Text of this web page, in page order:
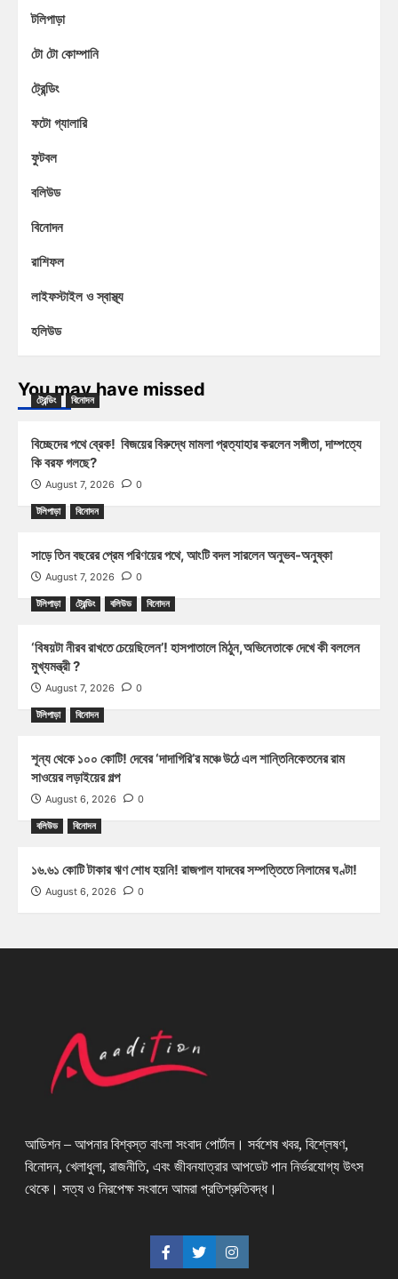
টলিপাড়া
টো টো কোম্পানি
ট্রেন্ডিং
ফটো গ্যালারি
ফুটবল
বলিউড
বিনোদন
রাশিফল
লাইফস্টাইল ও স্বাস্থ্য
হলিউড
You may have missed
ট্রেন্ডিং বিনোদন
বিচ্ছেদের পথে ব্রেক! বিজয়ের বিরুদ্ধে মামলা প্রত্যাহার করলেন সঙ্গীতা, দাম্পত্যে
কি বরফ গলছে?
August 7, 2026 0
টলিপাড়া বিনোদন
সাড়ে তিন বছরের প্রেম পরিণয়ের পথে, আংটি বদল সারলেন অনুভব-অনুষ্কা
August 7, 2026 0
টলিপাড়া ট্রেন্ডিং বলিউড বিনোদন
‘বিষয়টা নীরব রাখতে চেয়েছিলেন’! হাসপাতালে মিঠুন,অভিনেতাকে দেখে কী বললেন
মুখ্যমন্ত্রী ?
August 7, 2026 0
টলিপাড়া বিনোদন
শূন্য থেকে ১০০ কোটি! দেবের ‘দাদাগিরি’র মঞ্চে উঠে এল শান্তিনিকেতনের রাম
সাওয়ের লড়াইয়ের গল্প
August 6, 2026 0
বলিউড বিনোদন
১৬.৬১ কোটি টাকার ঋণ শোধ হয়নি! রাজপাল যাদবের সম্পত্তিতে নিলামের ঘণ্টা!
August 6, 2026 0
আডিশন – আপনার বিশ্বস্ত বাংলা সংবাদ পোর্টাল। সর্বশেষ খবর, বিশ্লেষণ,
বিনোদন, খেলাধুলা, রাজনীতি, এবং জীবনযাত্রার আপডেট পান নির্ভরযোগ্য উৎস
থেকে। সত্য ও নিরপেক্ষ সংবাদে আমরা প্রতিশ্রুতিবদ্ধ।